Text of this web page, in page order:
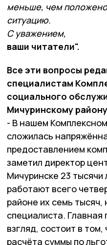
меньше, чем
ситуацию.
С уважением,
ваши читатели".
Все эти вопросы
специалистам
социального
Мичуринскому
- В нашем
сложилась
предоставлением
заметил директор
Мичуринске 23 тысячи
работают всего
районе их семь тысяч,
специалиста.
взгляд, состоит в
расчёта суммы по